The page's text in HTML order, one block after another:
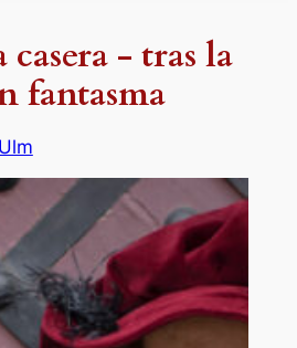
- tras la
fantasma
Ulm